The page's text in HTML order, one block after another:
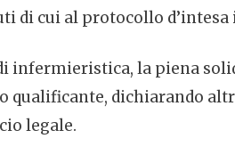
cui al protocollo d’intesa
infermieristica, la piena
dichiarando
legale.